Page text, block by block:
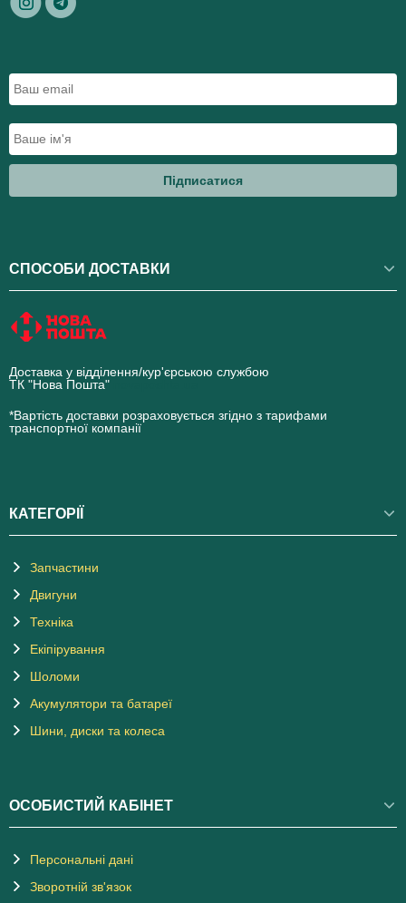
Підписатися
СПОСОБИ ДОСТАВКИ
Доставка у відділення/кур'єрською службою
ТК "Нова Пошта"
*Вартість доставки розраховується згідно з тарифами
транспортної компанії
КАТЕГОРІЇ
Запчастини
Двигуни
Техніка
Екіпірування
Шоломи
Акумулятори та батареї
Шини, диски та колеса
ОСОБИСТИЙ КАБІНЕТ
Персональні дані
Зворотній зв'язок